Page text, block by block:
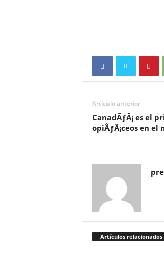
Artículo anterior
CanadÃƒÂ¡ es el
opiÃƒÂ¡ceos en el
Artículos relacionados